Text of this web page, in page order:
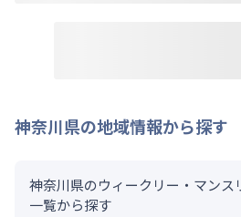
神奈川県の地域情報から探す
神奈川県のウィークリー・マンス
一覧から探す